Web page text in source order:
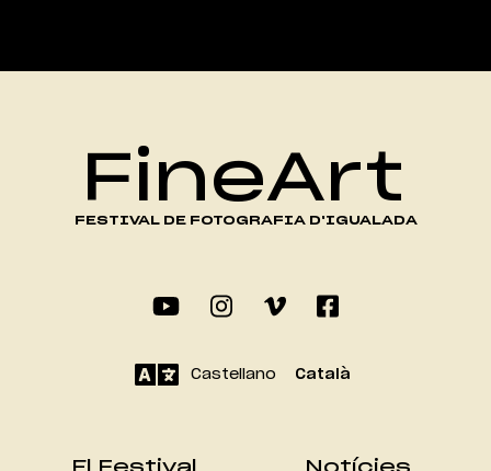
FineArt
FESTIVAL DE FOTOGRAFIA D'IGUALADA
Castellano Català